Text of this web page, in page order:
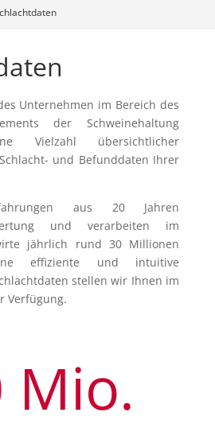
Unternehmen im Bereich des
der Schweinehaltung
Vielzahl übersichtlicher
und Befunddaten Ihrer
aus 20 Jahren
und verarbeiten im
jährlich rund 30 Millionen
effiziente und intuitive
stellen wir Ihnen im
Verfügung.
Mio.